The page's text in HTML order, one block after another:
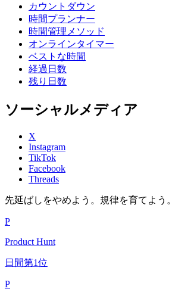
カウントダウン
時間プランナー
時間管理メソッド
オンラインタイマー
ベストな時間
経過日数
残り日数
ソーシャルメディア
X
Instagram
TikTok
Facebook
Threads
先延ばしをやめよう。規律を育てよう。
P
Product Hunt
日間第1位
P